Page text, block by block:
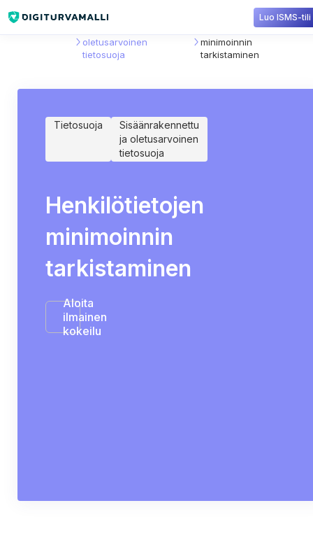
Luo ISMS-tili
oletusarvoinen
tietosuoja
Henkilötietojen
minimoinnin
tarkistaminen
Tietosuoja
Sisäänrakennettu
ja oletusarvoinen
tietosuoja
Henkilötietojen
minimoinnin
tarkistaminen
Aloita
ilmainen
kokeilu